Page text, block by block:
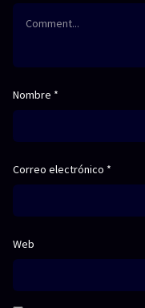
Nombre *
Correo electrónico *
Web